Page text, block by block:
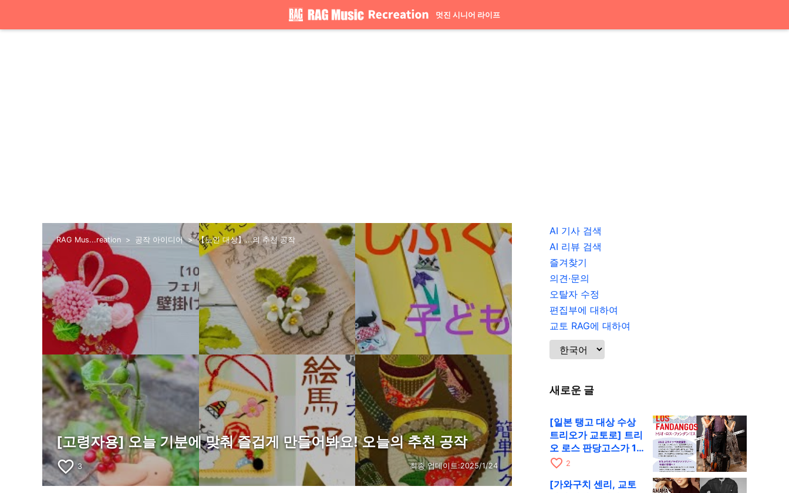
멋진 시니어 라이프
RAG Mus...reation 공작 아이디어 【노인 대상】...의 추천 공작
[고령자용] 오늘 기분에 맞춰 즐겁게 만들어봐요! 오늘의 추천 공작
favorite_border 3 최종 업데이트:2025/1/24
AI 기사 검색
AI 리뷰 검색
즐겨찾기
의견·문의
오탈자 수정
편집부에 대하여
교토 RAG에 대하여
새로운 글
[일본 탱고 대상 수상
트리오가 교토로] 트리
오 로스 판당고스가 10
월 9일 RAG에서 공연
favorite_border 2
[가와구치 센리, 교토